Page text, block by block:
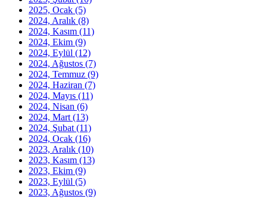
2025, Ocak (5)
2024, Aralık (8)
2024, Kasım (11)
2024, Ekim (9)
2024, Eylül (12)
2024, Ağustos (7)
2024, Temmuz (9)
2024, Haziran (7)
2024, Mayıs (11)
2024, Nisan (6)
2024, Mart (13)
2024, Şubat (11)
2024, Ocak (16)
2023, Aralık (10)
2023, Kasım (13)
2023, Ekim (9)
2023, Eylül (5)
2023, Ağustos (9)